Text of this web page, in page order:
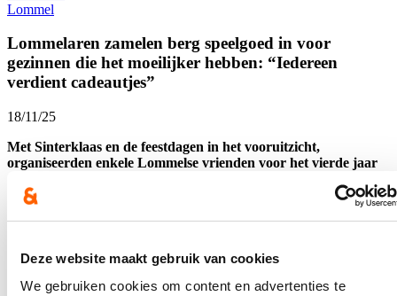
Deze website maakt gebruik van cookies
We gebruiken cookies om content en advertenties te
Lommel
Lommelaren zamelen berg speelgoed in voor
gezinnen die het moeilijker hebben: “Iedereen
verdient cadeautjes”
18/11/25
Met Sinterklaas en de feestdagen in het vooruitzicht,
organiseerden enkele Lommelse vrienden voor het vierde jaar
hebben. “Zo kunnen ook deze kinderen rekenen op een mooi
krantLommel
Brunch cd&v Lommel